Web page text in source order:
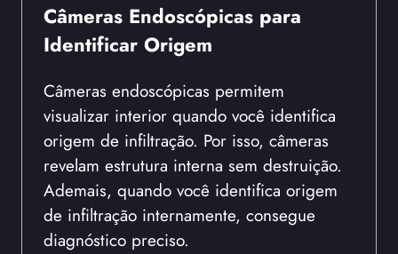
Câmeras Endoscópicas para
Identificar Origem
Câmeras endoscópicas permitem
visualizar interior quando você identifica
origem de infiltração. Por isso, câmeras
revelam estrutura interna sem destruição.
Ademais, quando você identifica origem
de infiltração internamente, consegue
diagnóstico preciso.